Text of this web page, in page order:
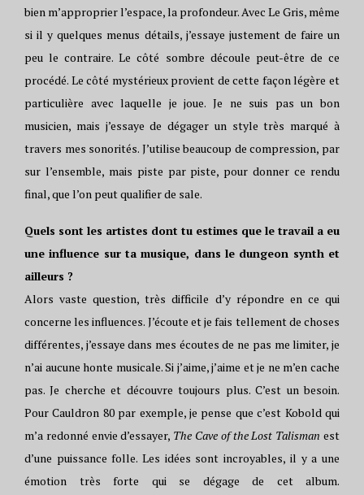
bien m’approprier l’espace, la profondeur. Avec Le Gris, même
si il y quelques menus détails, j’essaye justement de faire un
peu le contraire. Le côté sombre découle peut-être de ce
procédé. Le côté mystérieux provient de cette façon légère et
particulière avec laquelle je joue. Je ne suis pas un bon
musicien, mais j’essaye de dégager un style très marqué à
travers mes sonorités. J’utilise beaucoup de compression, par
sur l’ensemble, mais piste par piste, pour donner ce rendu
final, que l’on peut qualifier de sale.
Quels sont les artistes dont tu estimes que le travail a eu
une influence sur ta musique, dans le dungeon synth et
ailleurs ?
Alors vaste question, très difficile d’y répondre en ce qui
concerne les influences. J’écoute et je fais tellement de choses
différentes, j’essaye dans mes écoutes de ne pas me limiter, je
n’ai aucune honte musicale. Si j’aime, j’aime et je ne m’en cache
pas. Je cherche et découvre toujours plus. C’est un besoin.
Pour Cauldron 80 par exemple, je pense que c’est Kobold qui
m’a redonné envie d’essayer, The Cave of the Lost Talisman est
d’une puissance folle. Les idées sont incroyables, il y a une
émotion très forte qui se dégage de cet album.